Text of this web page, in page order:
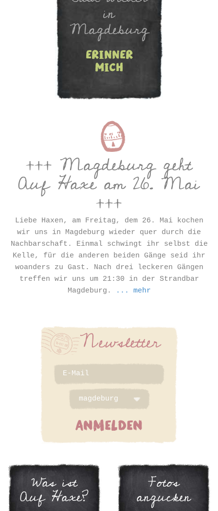
in
Magdeburg
erinner
mich
+++ Magdeburg geht
Auf Haxe am 26. Mai
+++
Liebe Haxen, am Freitag, dem 26. Mai kochen
wir uns in Magdeburg wieder quer durch die
Nachbarschaft. Einmal schwingt ihr selbst die
Kelle, für die anderen beiden Gänge seid ihr
woanders zu Gast. Nach drei leckeren Gängen
treffen wir uns um 21:30 in der Strandbar
Magdeburg.
... mehr
Newsletter
ANMELDEN
Was ist
Auf Haxe?
Fotos
angucken